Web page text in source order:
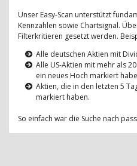
Unser Easy-Scan unterstützt
Kennzahlen sowie Chartsignal.
Filterkritieren gesetzt werden.
Alle deutschen Aktien mit
Alle US-Aktien mit mehr als
ein neues Hoch markiert
Aktien, die in den letzten 5
markiert haben.
So einfach war die Suche nach